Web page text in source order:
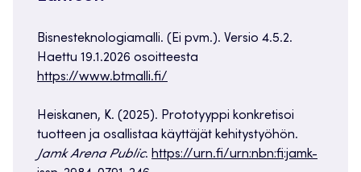
Bisnesteknologiamalli. (Ei pvm.). Versio 4.5.2.
Haettu 19.1.2026 osoitteesta
https://www.btmalli.fi/
Heiskanen, K. (2025). Prototyyppi konkretisoi
tuotteen ja osallistaa käyttäjät kehitystyöhön.
Jamk Arena Public. https://urn.fi/urn:nbn:fi:jamk-